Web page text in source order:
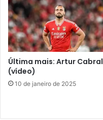
Última mais: Artur Cabral
(vídeo)
10 de janeiro de 2025